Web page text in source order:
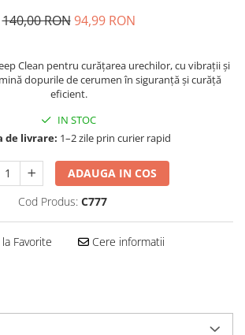
140,00 RON 94,99 RON
Clean pentru curățarea urechilor, cu vibrații și
dopurile de cerumen în siguranță și curăță
eficient.
IN STOC
de livrare: 1–2 zile prin curier rapid
ADAUGA IN COS
Cod Produs: C777
Favorite Cere informatii